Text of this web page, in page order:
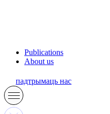
Publications
About us
падтрымаць нас